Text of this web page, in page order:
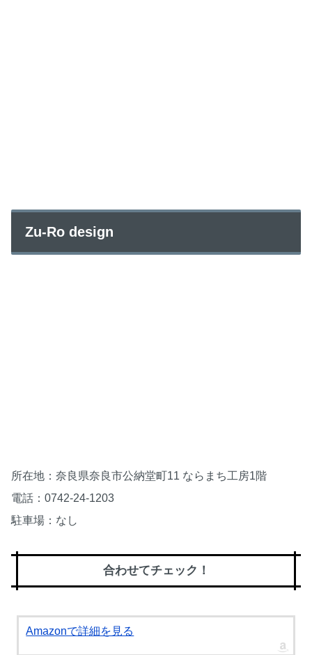
Zu-Ro design
所在地：奈良県奈良市公納堂町11 ならまち工房1階
電話：0742-24-1203
駐車場：なし
合わせてチェック！
Amazonで詳細を見る